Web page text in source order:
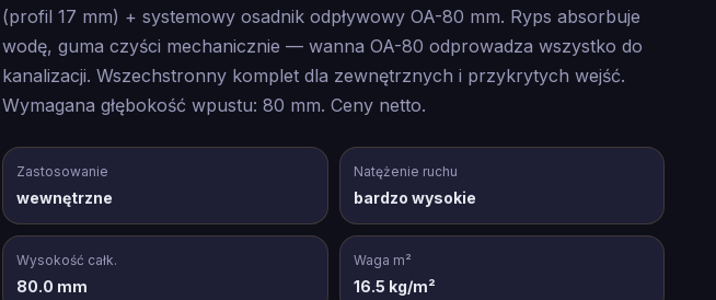
(profil 17 mm) + systemowy osadnik odpływowy OA-80 mm. Ryps absorbuje
wodę, guma czyści mechanicznie — wanna OA-80 odprowadza wszystko do
kanalizacji. Wszechstronny komplet dla zewnętrznych i przykrytych wejść.
Wymagana głębokość wpustu: 80 mm. Ceny netto.
Zastosowanie
wewnętrzne
Natężenie ruchu
bardzo wysokie
Wysokość całk.
80.0 mm
Waga m²
16.5 kg/m²